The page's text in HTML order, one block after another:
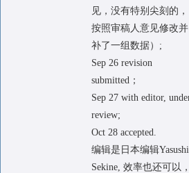
见，没有特别尖刻的，
按照审稿人意见修改并
补了一组数据）;
Sep 26 revision
submitted；
Sep 27 with editor,
review;
Oct 28 accepted.
编辑是日本编辑Yasushi
Sekine, 效率也还可以，